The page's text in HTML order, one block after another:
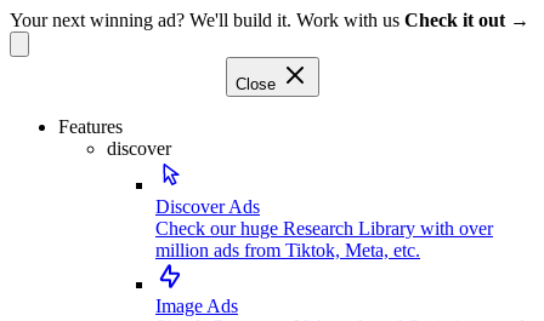
Your next winning ad? We'll build it. Work with us Check it out →
Close
Features
discover
Discover Ads
Check our huge Research Library with over
million ads from Tiktok, Meta, etc.
Image Ads